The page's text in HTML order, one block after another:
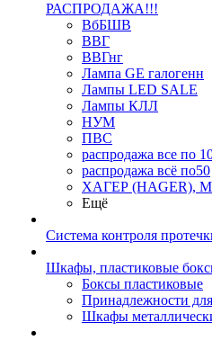
РАСПРОДАЖА!!!
ВбБШВ
ВВГ
ВВГнг
Лампа GE галогенн
Лампы LED SALE
Лампы КЛЛ
НУМ
ПВС
распродажа все по
распродажа всё по50
ХАГЕР (HAGER),
Ещё
Система контроля
Шкафы, пластиковые
Боксы пластиковые
Принадлежности
Шкафы